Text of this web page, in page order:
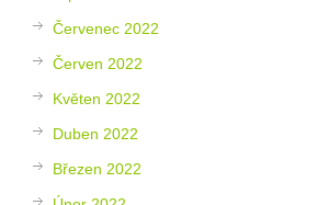
Červenec 2022
Červen 2022
Květen 2022
Duben 2022
Březen 2022